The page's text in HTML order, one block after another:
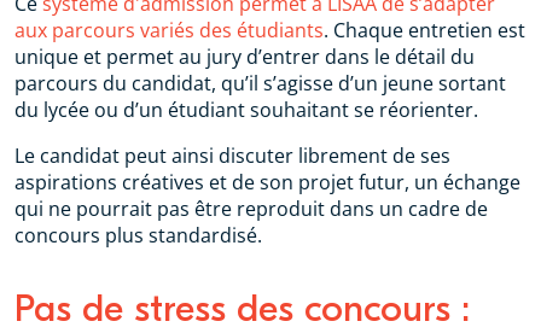
aux parcours variés des étudiants. Chaque entretien est
unique et permet au jury d’entrer dans le détail du
parcours du candidat, qu’il s’agisse d’un jeune sortant
du lycée ou d’un étudiant souhaitant se réorienter.
Le candidat peut ainsi discuter librement de ses
aspirations créatives et de son projet futur, un échange
qui ne pourrait pas être reproduit dans un cadre de
concours plus standardisé.
Pas de stress des concours :